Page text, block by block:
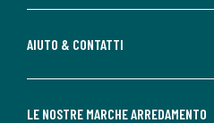
AIUTO & CONTATTI
LE NOSTRE MARCHE ARREDAMENTO